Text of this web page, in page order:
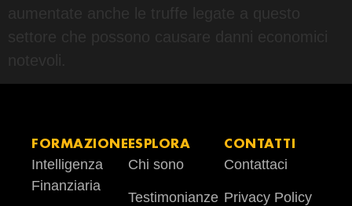
aumentate anche le truffe legate a questo
settore che possono causare danni economici
notevoli.
FORMAZIONE
Intelligenza
Finanziaria
ESPLORA
Chi sono
Testimonianze
CONTATTI
Contattaci
Privacy Policy